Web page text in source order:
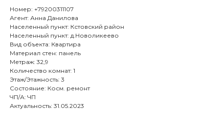
Номер: +79200311107
Агент: Анна Данилова
Населенный пункт: Кстовский район
Населенный пункт: д.Новоликеево
Вид объекта: Квартира
Материал стен: панель
Метраж: 32,9
Количество комнат: 1
Этаж/Этажность: 3
Состояние: Косм. ремонт
ЧП/А: ЧП
Актуальность: 31.05.2023